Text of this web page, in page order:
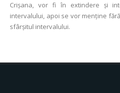
Crişana, vor fi în extindere și
intervalului, apoi se vor menţine
sfârşitul intervalului.